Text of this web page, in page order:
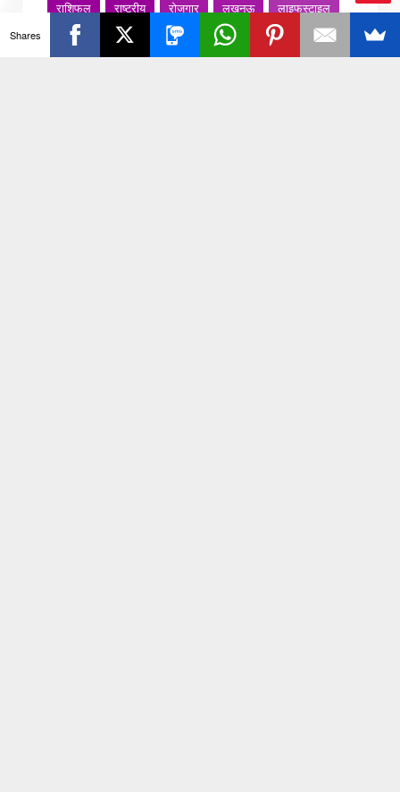
राशिफल
राष्ट्रीय रोजगार लखनऊ
लाइफस्टाइल
लाइफ़स्टाइल
वायरल वीडियो विविध
व्यापार
Ba
ck
Shares